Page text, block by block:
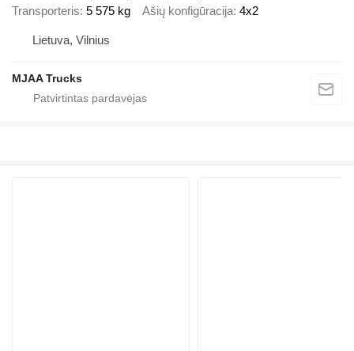
Transporteris 5 575 kg Ašių konfigūracija 4x2
Lietuva, Vilnius
MJAA Trucks